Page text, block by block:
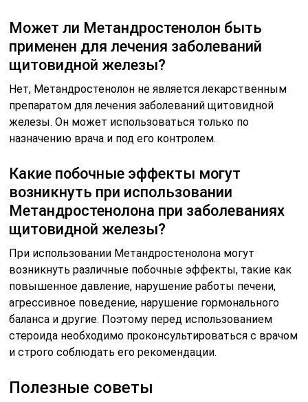
Может ли Метандростенолон быть
применен для лечения заболеваний
щитовидной железы?
Нет, Метандростенолон не является лекарственным
препаратом для лечения заболеваний щитовидной
железы. Он может использоваться только по
назначению врача и под его контролем.
Какие побочные эффекты могут
возникнуть при использовании
Метандростенолона при заболеваниях
щитовидной железы?
При использовании Метандростенолона могут
возникнуть различные побочные эффекты, такие как
повышенное давление, нарушение работы печени,
агрессивное поведение, нарушение гормонального
баланса и другие. Поэтому перед использованием
стероида необходимо проконсультироваться с врачом
и строго соблюдать его рекомендации.
Полезные советы